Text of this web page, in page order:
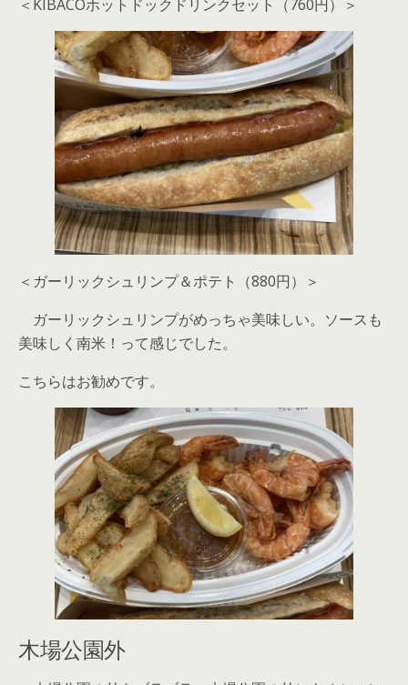
＜KIBACOホットドックドリンクセット（760円）＞
＜ガーリックシュリンプ＆ポテト（880円）＞
ガーリックシュリンプがめっちゃ美味しい。ソースも
美味しく南米！って感じでした。
こちらはお勧めです。
木場公園外